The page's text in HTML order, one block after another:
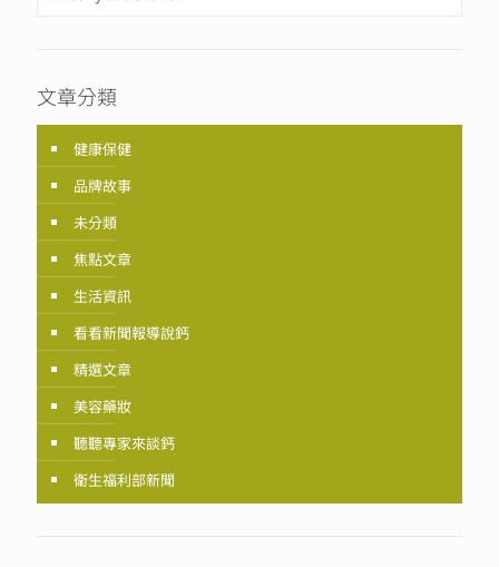
文章分類
健康保健
品牌故事
未分類
焦點文章
生活資訊
看看新聞報導說鈣
精選文章
美容藥妝
聽聽專家來談鈣
衛生福利部新聞